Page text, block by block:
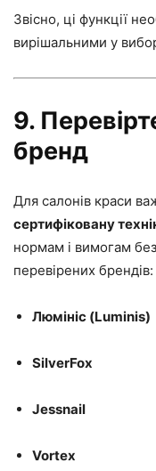
Звісно, ці функції
вирішальними у
9.
бренд
Для салонів краси
сертифіковану
нормам і вимогам
перевірених брендів:
Люмініс (Luminis)
SilverFox
Jessnail
Vortex